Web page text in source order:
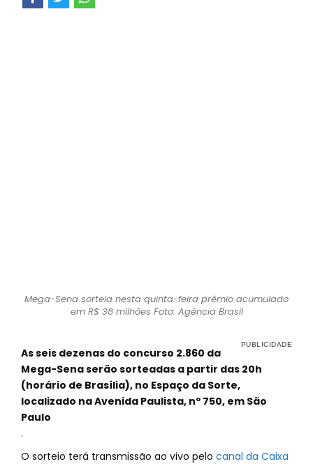
Mega-Sena sorteia nesta quinta-feira prêmio acumulado
em R$ 38 milhões Foto: Agência Brasil
As seis dezenas do concurso 2.860 da
Mega-Sena serão sorteadas a partir das 20h
(horário de Brasília), no Espaço da Sorte,
localizado na Avenida Paulista, nº 750, em São
Paulo
.
O sorteio terá transmissão ao vivo pelo canal da Caixa